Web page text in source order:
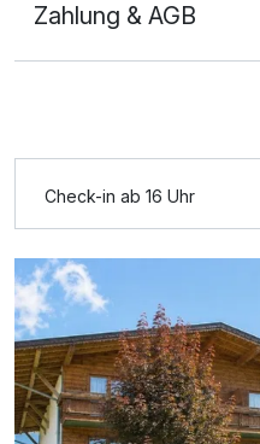
Doppelzimmer Komfort
2 Erwachsene und 2 Kinder
Zahlung & AGB
Check-in ab 16 Uhr